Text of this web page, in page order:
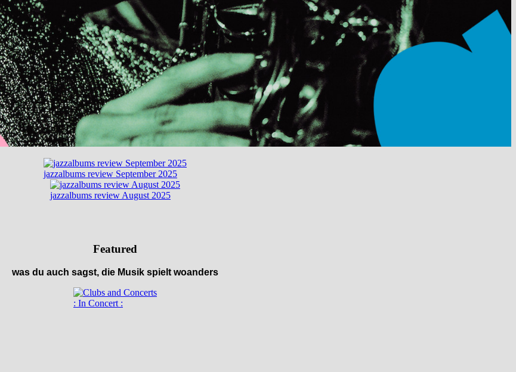
jazzalbums review September 2025
jazzalbums review August 2025
Featured
was du auch sagst, die Musik spielt woanders
: In Concert :